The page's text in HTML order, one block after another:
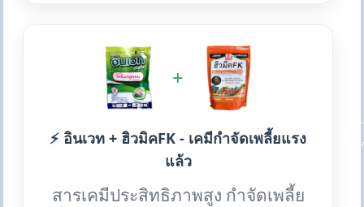
+
⚡ อินเวท + ฮิวมิคFK - เคมีกำจัดเพลี้ยแรง
แล้ว
สารเคมีประสิทธิภาพสูง กำจัดเพลี้ย